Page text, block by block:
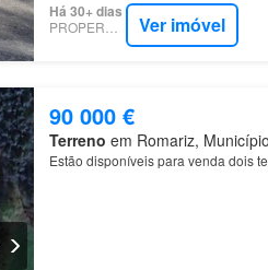
Há 30+ dias
PROPERSTAR Ver imóvel
90 000 €
Terreno em Romariz,
Estão disponíveis para venda dois